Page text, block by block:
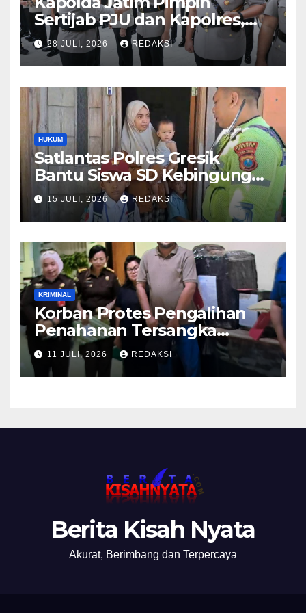
Sertijab PJU dan Kapolres,
Perkuat Regenerasi
Kepemimpinan dan
Pelayanan Presisi
28 JULI, 2026 REDAKSI
HUKUM
Satlantas Polres Gresik
Bantu Siswa SD Kebingungan
Saat Pulang Sekolah,
Langsung Diantar ke Rumah
Orang Tua Lega
15 JULI, 2026 REDAKSI
KRIMINAL
Korban Protes Pengalihan
Penahanan Tersangka
Pemalsuan Merek Skincare,
Kasi Penkum Kejati Jatim:
Nanti Saya Tegur Jaksanya
11 JULI, 2026 REDAKSI
Berita Kisah Nyata
Akurat, Berimbang dan Terpercaya